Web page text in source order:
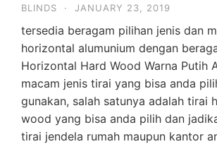
BLINDS
· JANUARY 23, 2019
tersedia beragam pilihan jenis dan
horizontal alumunium dengan
Horizontal Hard Wood Warna Putih
macam jenis tirai yang bisa anda
gunakan, salah satunya adalah tirai
wood yang bisa anda pilih dan
tirai jendela rumah maupun kantor